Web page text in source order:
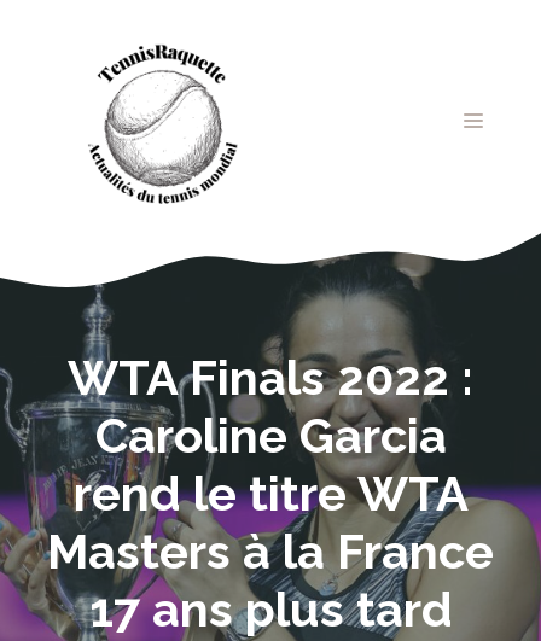
MENU
WTA Finals 2022 :
Caroline Garcia
rend le titre WTA
Masters à la France
17 ans plus tard